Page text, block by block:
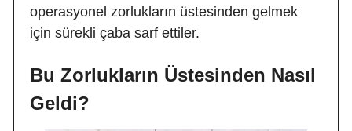
operasyonel zorlukların üstesinden gelmek
için sürekli çaba sarf ettiler.
Bu Zorlukların Üstesinden Nasıl
Geldi?